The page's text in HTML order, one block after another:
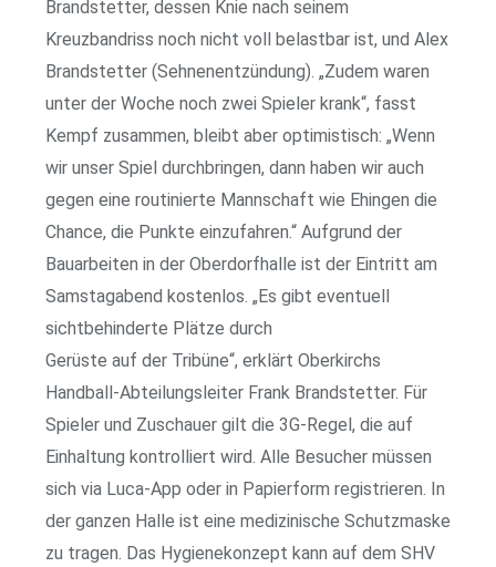
Brandstetter, dessen Knie nach seinem
Kreuzbandriss noch nicht voll belastbar ist, und Alex
Brandstetter (Sehnenentzündung). „Zudem waren
unter der Woche noch zwei Spieler krank“, fasst
Kempf zusammen, bleibt aber optimistisch: „Wenn
wir unser Spiel durchbringen, dann haben wir auch
gegen eine routinierte Mannschaft wie Ehingen die
Chance, die Punkte einzufahren.“ Aufgrund der
Bauarbeiten in der Oberdorfhalle ist der Eintritt am
Samstagabend kostenlos. „Es gibt eventuell
sichtbehinderte Plätze durch
Gerüste auf der Tribüne“, erklärt Oberkirchs
Handball-Abteilungsleiter Frank Brandstetter. Für
Spieler und Zuschauer gilt die 3G-Regel, die auf
Einhaltung kontrolliert wird. Alle Besucher müssen
sich via Luca-App oder in Papierform registrieren. In
der ganzen Halle ist eine medizinische Schutzmaske
zu tragen. Das Hygienekonzept kann auf dem SHV